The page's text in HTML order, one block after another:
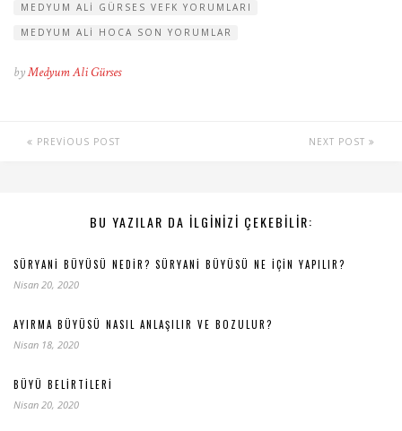
MEDYUM ALI GÜRSES VEFK YORUMLARI
MEDYUM ALI HOCA SON YORUMLAR
byMedyum Ali Gürses
PREVIOUS POST NEXT POST
BU YAZILAR DA ILGINIZI ÇEKEBILIR:
SÜRYANI BÜYÜSÜ NEDIR? SÜRYANI BÜYÜSÜ NE İÇIN YAPILIR?
Nisan 20, 2020
AYIRMA BÜYÜSÜ NASIL ANLAŞILIR VE BOZULUR?
Nisan 18, 2020
BÜYÜ BELIRTILERI
Nisan 20, 2020